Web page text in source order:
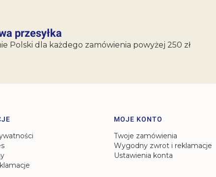
przesyłka
Polski dla każdego zamówienia powyżej 250 zł
MOJE KONTO
Twoje zamówienia
Wygodny zwrot i reklamacje
Ustawienia konta